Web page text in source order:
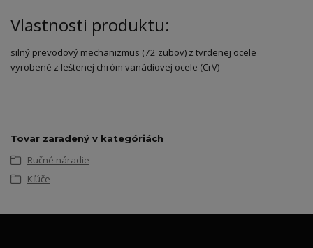
Vlastnosti produktu:
silný prevodový mechanizmus (72 zubov) z tvrdenej ocele
vyrobené z leštenej chróm vanádiovej ocele (CrV)
Tovar zaradený v kategóriách
Ručné náradie
Kľúče